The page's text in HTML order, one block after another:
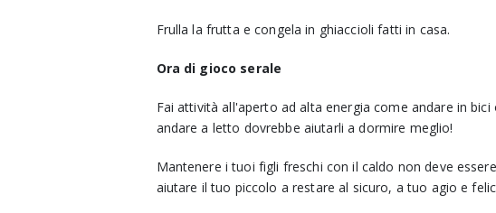
Frulla la frutta e congela in ghiaccioli fatti in casa.
Ora di gioco serale
Fai attività all'aperto ad alta energia come andare in
andare a letto dovrebbe aiutarli a dormire meglio!
Mantenere i tuoi figli freschi con il caldo non deve
aiutare il tuo piccolo a restare al sicuro, a tuo agio e